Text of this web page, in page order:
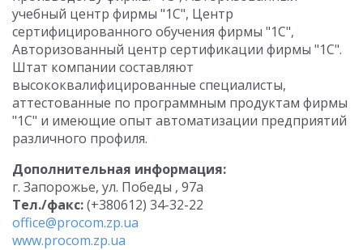
учебный центр фирмы "1С", Центр
сертифицированного обучения фирмы "1С",
Авторизованный центр сертификации фирмы "1С".
Штат компании составляют
высококвалифицированные специалисты,
аттестованные по программным продуктам фирмы
"1С" и имеющие опыт автоматизации предприятий
различного профиля.
Дополнительная информация:
г. Запорожье, ул. Победы , 97а
Тел./факс:(+380612) 34-32-22
office@procom.zp.ua
www.procom.zp.ua